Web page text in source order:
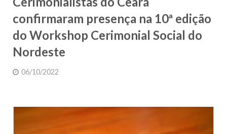
confirmaram presença na 10ª edição
do Workshop Cerimonial Social do
Nordeste
06/10/2022